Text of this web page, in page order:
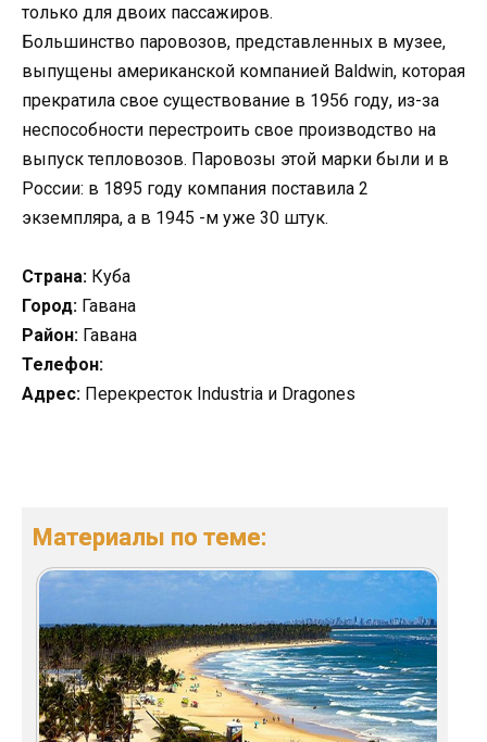
только для двоих пассажиров.
Большинство паровозов, представленных в музее,
выпущены американской компанией Baldwin, которая
прекратила свое существование в 1956 году, из-за
неспособности перестроить свое производство на
выпуск тепловозов. Паровозы этой марки были и в
России: в 1895 году компания поставила 2
экземпляра, а в 1945 -м уже 30 штук.
Страна: Куба
Город: Гавана
Район: Гавана
Телефон:
Адрес: Перекресток Industria и Dragones
Материалы по теме: